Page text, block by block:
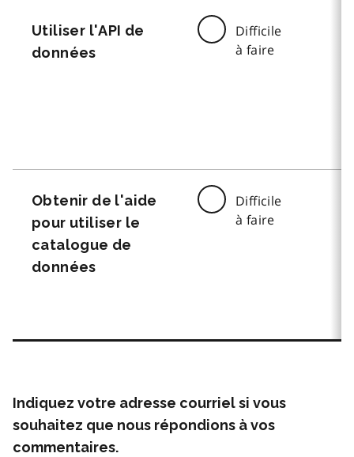
Utiliser l'API de
données
Difficile
à faire
Obtenir de l'aide
pour utiliser le
catalogue de
données
Difficile
à faire
Indiquez votre adresse courriel si vous
souhaitez que nous répondions à vos
commentaires.